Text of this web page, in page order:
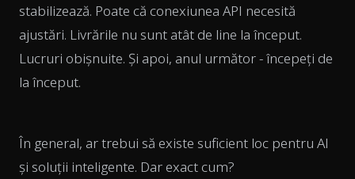
stabilizează. Poate că conexiunea API necesită
ajustări. Livrările nu sunt atât de line la început.
Lucruri obișnuite. Și apoi, anul următor - începeți de
la început.
În general, ar trebui să existe suficient loc pentru AI
și soluții inteligente. Dar exact cum?